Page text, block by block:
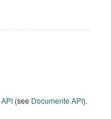
API (see Documente API).